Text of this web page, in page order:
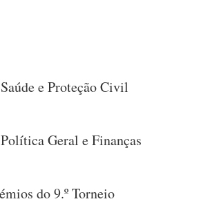
e Proteção Civil
Geral e Finanças
do 9.º Torneio